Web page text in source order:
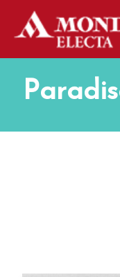
content